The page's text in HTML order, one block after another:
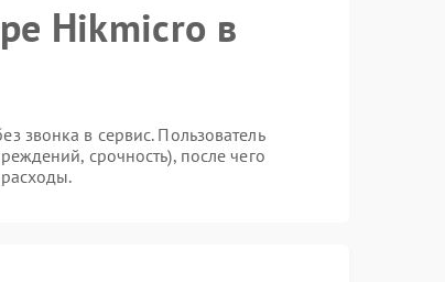
Hikmicro в
звонка в сервис. Пользователь
срочность), после чего